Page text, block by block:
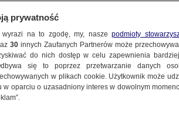
prywatność
wyrazi na to zgodę, my, naszepodmioty
30 innych Zaufanych Partnerów może
do nich dostęp w celu zapewnienia
się to poprzez przetwarzanie danych
w plikach cookie. Użytkownik może
w oparciu o uzasadniony interes w dowolnym